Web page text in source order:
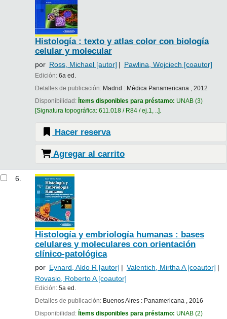
Histología : texto y atlas color con biología
celular y molecular
por Ross, Michael[autor] Pawlina, Wojciech [coautor]
Edición: 6a ed.
Detalles de publicación: Madrid : Médica Panamericana , 2012
Disponibilidad: Ítems disponibles para préstamo: UNAB(3)
Signatura topográfica: 611.018 / R84 / ej.1, .. .
Hacer reserva
Agregar al carrito
6.
Histología y embriología humanas : bases
celulares y moleculares con orientación
clínico-patológica
por Eynard, Aldo R [autor] Valentich, Mirtha A[coautor]
Rovasio, Roberto A[coautor]
Edición: 5a ed.
Detalles de publicación: Buenos Aires : Panamericana , 2016
Disponibilidad: Ítems disponibles para préstamo: UNAB(2)